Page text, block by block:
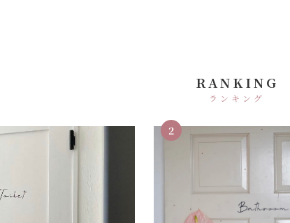
RANKING
ランキング
2